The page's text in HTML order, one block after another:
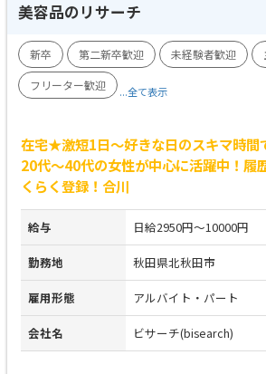
美容品のリサーチ
新卒 第二新卒歓迎 未経験者歓迎
フリーター歓迎
...全て表示
在宅★激短1日～好きな日のスキマ時間
20代～40代の女性が中心に活躍中！履
くらく登録！合川
給与 日給2950円～10000円
勤務地 秋田県北秋田市
雇用形態 アルバイト・パート
会社名 ビサーチ(bisearch)